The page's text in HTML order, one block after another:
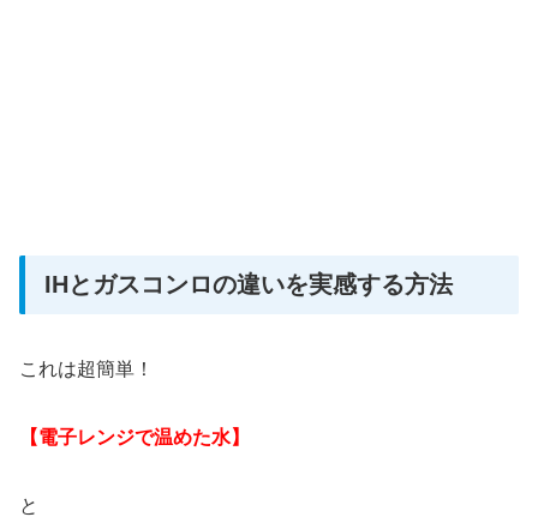
IHとガスコンロの違いを実感する方法
これは超簡単！
【電子レンジで温めた水】
と